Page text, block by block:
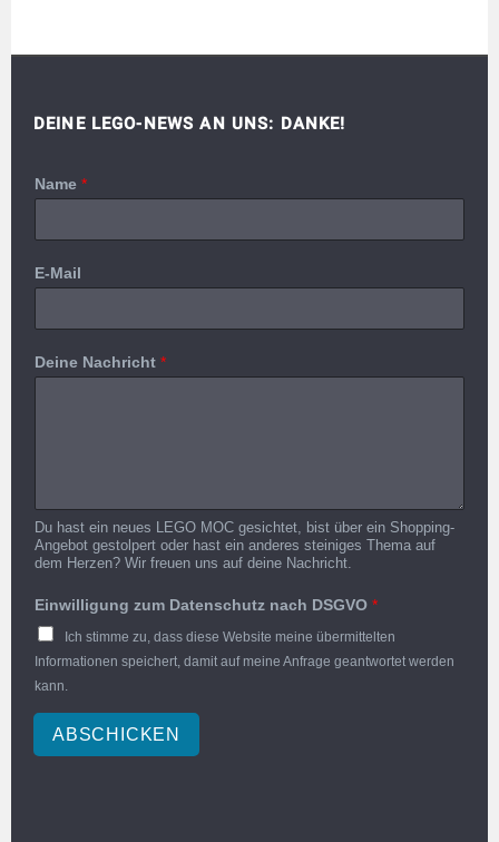
DEINE LEGO-NEWS AN UNS: DANKE!
Name *
E-Mail
Deine Nachricht *
Du hast ein neues LEGO MOC gesichtet, bist über ein Shopping-
Angebot gestolpert oder hast ein anderes steiniges Thema auf
dem Herzen? Wir freuen uns auf deine Nachricht.
Einwilligung zum Datenschutz nach DSGVO *
Ich stimme zu, dass diese Website meine übermittelten
Informationen speichert, damit auf meine Anfrage geantwortet werden
kann.
ABSCHICKEN